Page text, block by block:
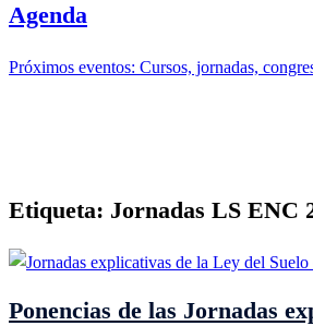
Agenda
Próximos eventos: Cursos, jornadas,
Etiqueta: Jornadas LS ENC
Ponencias de las Jornadas